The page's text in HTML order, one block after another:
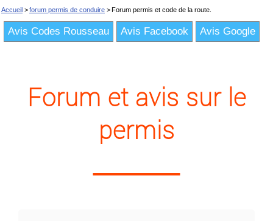
Accueil >forum permis de conduire >Forum permis et code de la route.
Avis Codes Rousseau Avis Facebook Avis Google
Forum et avis sur le
permis